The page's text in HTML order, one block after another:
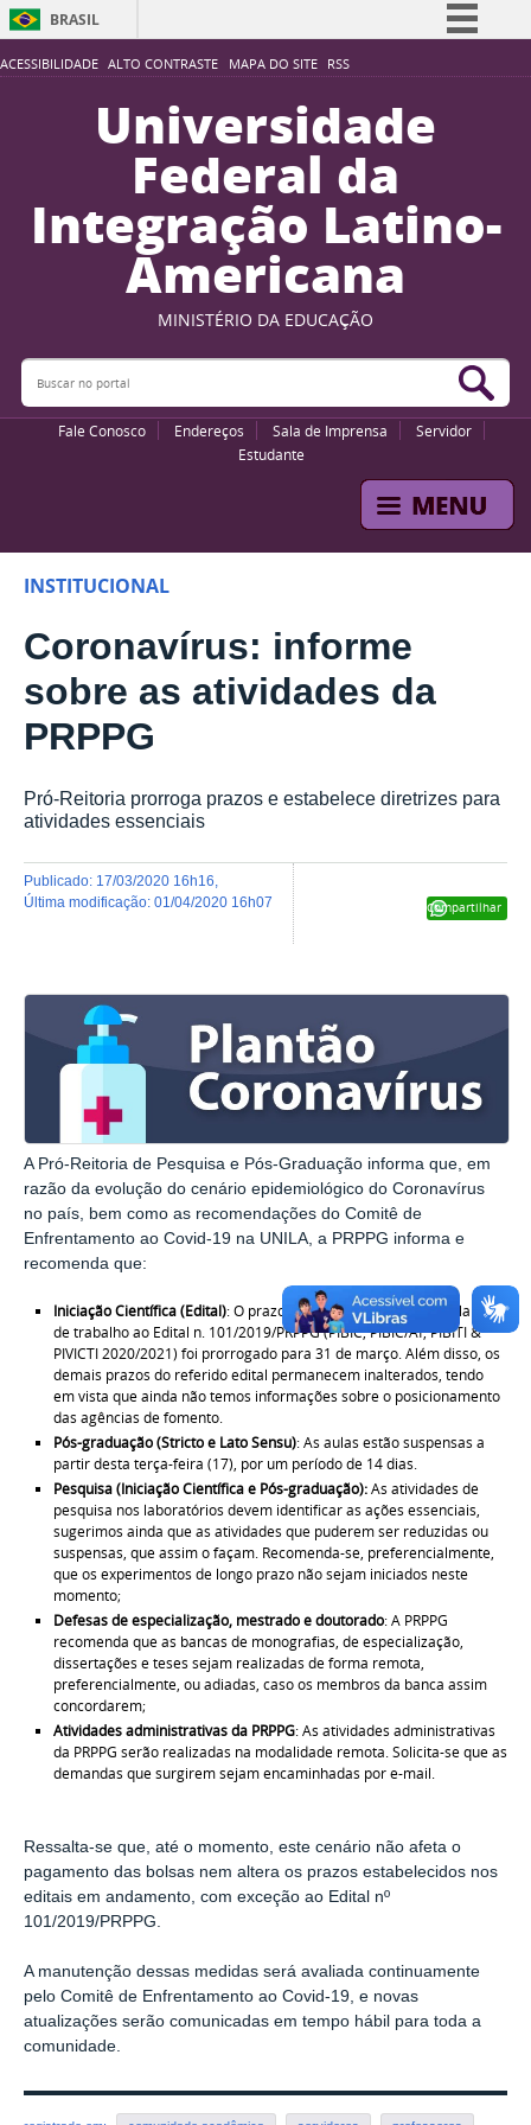
ACESSIBILIDADE ALTO CONTRASTE MAPA DO SITE RSS
BRASIL
Simplifique!
Participe
Acesso à informação
Legislação
Canais
Universidade
Federal da
Integração Latino-
Americana
MINISTÉRIO DA EDUCAÇÃO
Buscar no portal
Fale Conosco Endereços Sala de Imprensa
Servidor
Estudante
INSTITUCIONAL
Coronavírus: informe
sobre as atividades da
PRPPG
Pró-Reitoria prorroga prazos e estabelece diretrizes para
atividades essenciais
Compartilhar
publicado: 17/03/2020 16h16
última modificação: 01/04/2020 16h07
A Pró-Reitoria de Pesquisa e Pós-Graduação informa que, em
razão da evolução do cenário epidemiológico do Coronavírus
no país, bem como as recomendações do Comitê de
Enfrentamento ao Covid-19 na UNILA, a PRPPG informa e
recomenda que:
Iniciação Científica (Edital): O prazo final para submissão de planos
de trabalho ao Edital n. 101/2019/PRPPG (PIBIC, PIBIC/Af, PIBITI &
PIVICTI 2020/2021) foi prorrogado para 31 de março. Além disso, os
demais prazos do referido edital permanecem inalterados, tendo
em vista que ainda não temos informações sobre o posicionamento
das agências de fomento.
Pós-graduação (Stricto e Lato Sensu): As aulas estão suspensas a
partir desta terça-feira (17), por um período de 14 dias.
Pesquisa (Iniciação Científica e Pós-graduação):As atividades de
pesquisa nos laboratórios devem identificar as ações essenciais,
sugerimos ainda que as atividades que puderem ser reduzidas ou
suspensas, que assim o façam. Recomenda-se, preferencialmente,
que os experimentos de longo prazo não sejam iniciados neste
momento;
Defesas de especialização, mestrado e doutorado: A PRPPG
recomenda que as bancas de monografias, de especialização,
dissertações e teses sejam realizadas de forma remota,
preferencialmente, ou adiadas, caso os membros da banca assim
concordarem;
Atividades administrativas da PRPPG: As atividades administrativas
da PRPPG serão realizadas na modalidade remota. Solicita-se que as
demandas que surgirem sejam encaminhadas por e-mail.
Ressalta-se que, até o momento, este cenário não afeta o
pagamento das bolsas nem altera os prazos estabelecidos nos
editais em andamento, com exceção ao Edital nº
101/2019/PRPPG.
A manutenção dessas medidas será avaliada continuamente
pelo Comitê de Enfrentamento ao Covid-19, e novas
atualizações serão comunicadas em tempo hábil para toda a
comunidade.